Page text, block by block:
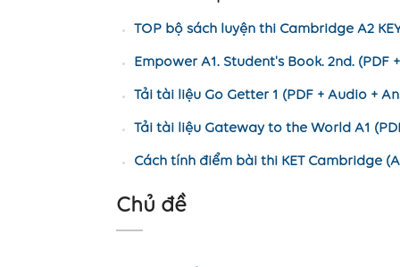
TOP bộ sách luyện thi Cambridge A2
Empower A1. Student's Book. 2nd. (PDF
Tải tài liệu Go Getter 1 (PDF + Audio +
Tải tài liệu Gateway to the World A1
Cách tính điểm bài thi KET Cambridge
Chủ đề